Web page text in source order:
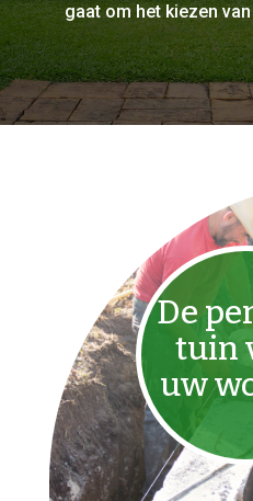
gaat om het kiezen
De
tuin
uw